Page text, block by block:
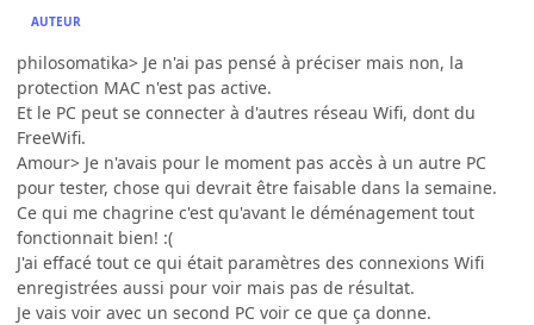
AUTEUR
philosomatika> Je n'ai pas pensé à préciser mais non, la
protection MAC n'est pas active.
Et le PC peut se connecter à d'autres réseau Wifi, dont du
FreeWifi.
Amour> Je n'avais pour le moment pas accès à un autre PC
pour tester, chose qui devrait être faisable dans la semaine.
Ce qui me chagrine c'est qu'avant le déménagement tout
fonctionnait bien! :(
J'ai effacé tout ce qui était paramètres des connexions Wifi
enregistrées aussi pour voir mais pas de résultat.
Je vais voir avec un second PC voir ce que ça donne.